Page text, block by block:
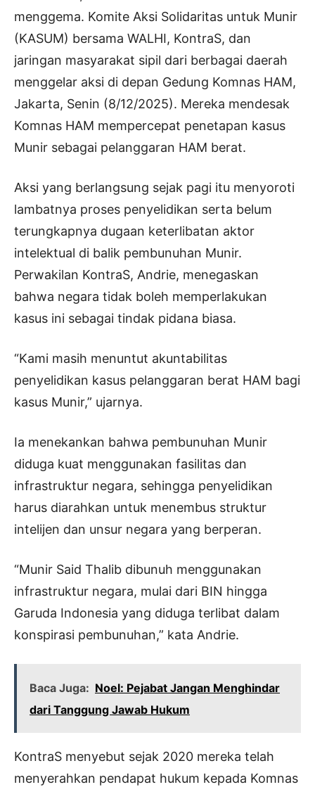
menggema. Komite Aksi Solidaritas untuk Munir
(KASUM) bersama WALHI, KontraS, dan
jaringan masyarakat sipil dari berbagai daerah
menggelar aksi di depan Gedung Komnas HAM,
Jakarta, Senin (8/12/2025). Mereka mendesak
Komnas HAM mempercepat penetapan kasus
Munir sebagai pelanggaran HAM berat.
Aksi yang berlangsung sejak pagi itu menyoroti
lambatnya proses penyelidikan serta belum
terungkapnya dugaan keterlibatan aktor
intelektual di balik pembunuhan Munir.
Perwakilan KontraS, Andrie, menegaskan
bahwa negara tidak boleh memperlakukan
kasus ini sebagai tindak pidana biasa.
“Kami masih menuntut akuntabilitas
penyelidikan kasus pelanggaran berat HAM bagi
kasus Munir,” ujarnya.
Ia menekankan bahwa pembunuhan Munir
diduga kuat menggunakan fasilitas dan
infrastruktur negara, sehingga penyelidikan
harus diarahkan untuk menembus struktur
intelijen dan unsur negara yang berperan.
“Munir Said Thalib dibunuh menggunakan
infrastruktur negara, mulai dari BIN hingga
Garuda Indonesia yang diduga terlibat dalam
konspirasi pembunuhan,” kata Andrie.
Baca Juga: Noel: Pejabat Jangan Menghindar
dari Tanggung Jawab Hukum
KontraS menyebut sejak 2020 mereka telah
menyerahkan pendapat hukum kepada Komnas